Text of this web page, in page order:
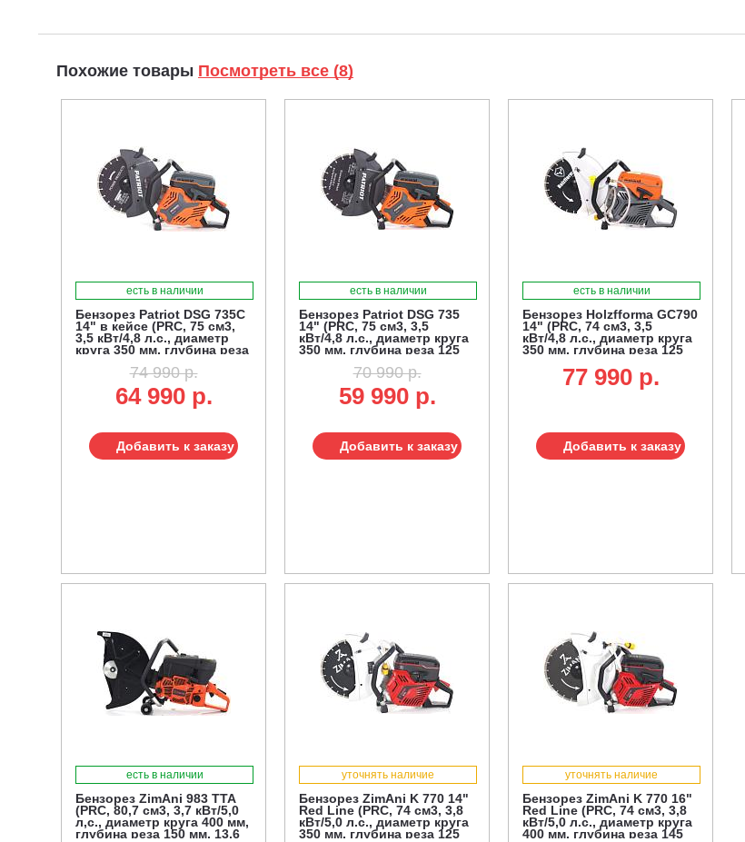
Похожие товары Посмотреть все (8)
есть в наличии
Бензорез Patriot DSG 735C
14" в кейсе (PRC, 75 см3,
3,5 кВт/4,8 л.с., диаметр
круга 350 мм, глубина реза
74 990 р.
64 990 р.
Добавить к заказу
есть в наличии
Бензорез Patriot DSG 735
14" (PRC, 75 см3, 3,5
кВт/4,8 л.с., диаметр круга
350 мм, глубина реза 125
70 990 р.
59 990 р.
Добавить к заказу
есть в наличии
Бензорез Holzfforma GC790
14" (PRC, 74 см3, 3,5
кВт/4,8 л.с., диаметр круга
350 мм, глубина реза 125
77 990 p.
Добавить к заказу
есть в наличии
Бензорез ZimAni 983 TTA
(PRC, 80,7 см3, 3,7 кВт/5,0
л,с., диаметр круга 400 мм,
глубина реза 150 мм, 13,6
уточнять наличие
Бензорез ZimAni K 770 14"
Red Line (PRC, 74 см3, 3,8
кВт/5,0 л.с., диаметр круга
350 мм, глубина реза 125
уточнять наличие
Бензорез ZimAni K 770 16"
Red Line (PRC, 74 см3, 3,8
кВт/5,0 л.с., диаметр круга
400 мм, глубина реза 145